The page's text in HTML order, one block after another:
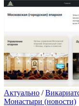
Актуально /
Монастыри (новости)